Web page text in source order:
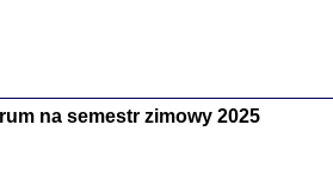
Zagłada Żydów.
na semestr zimowy 2025